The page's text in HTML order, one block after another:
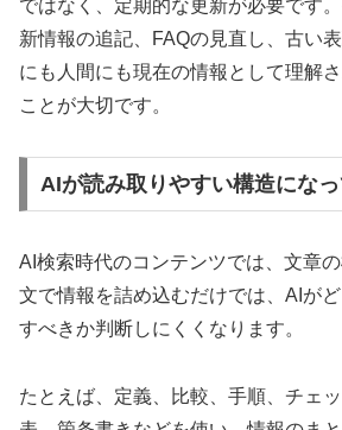
ではなく、定期的な更新が必要です
新情報の追記、FAQの見直し、古い
にも人間にも現在の情報として理解
ことが大切です。
AIが読み取りやすい構造にな
AI検索時代のコンテンツでは、文章
文で情報を詰め込むだけでは、AIが
すべきか判断しにくくなります。
たとえば、定義、比較、手順、チェッ